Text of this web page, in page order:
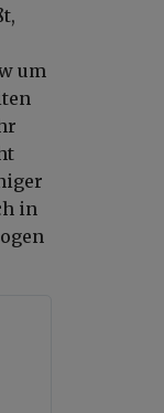
um
in